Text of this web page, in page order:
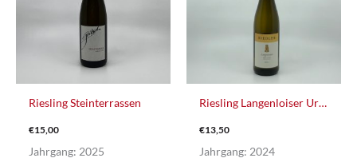
Riesling Steinterrassen
€15,00
Jahrgang: 2025
Riesling Langenloiser Urgestein
€13,50
Jahrgang: 2024